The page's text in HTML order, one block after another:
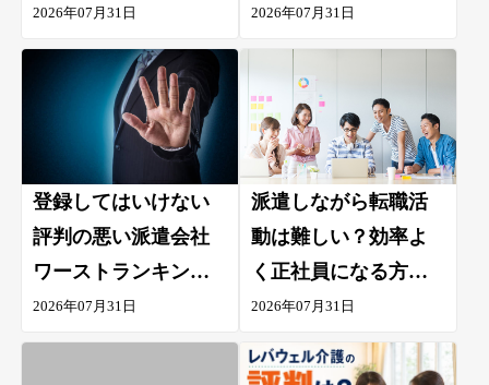
授！スキルをあげる
ための方法も合わせ
2026年07月31日
選！直接雇用を受け
るための秘訣も解説
2026年07月31日
登録してはいけない
評判の悪い派遣会社
ワーストランキング
を公開
2026年07月31日
派遣しながら転職活
動は難しい？効率よ
く正社員になる方法
を紹介
2026年07月31日